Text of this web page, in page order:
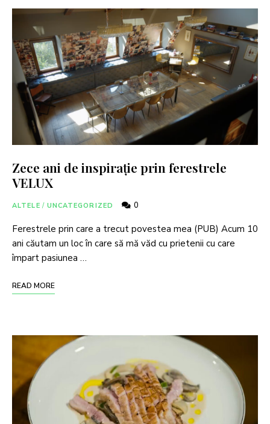
Zece ani de inspirație prin ferestrele
VELUX
ALTELE / UNCATEGORIZED 0
Ferestrele prin care a trecut povestea mea (PUB) Acum 10
ani căutam un loc în care să mă văd cu prietenii cu care
împart pasiunea …
READ MORE